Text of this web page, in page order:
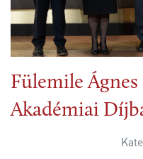
Fülemile Ágnes
Akadémiai